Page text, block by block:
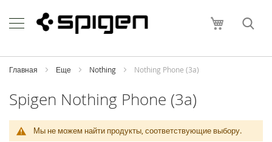
to
Content
Моя
h
o
i
P
h
Главная Еще Nothing Nothing Phone (3a)
Spigen Nothing Phone (3a)
Мы не можем найти продукты, соответствующие выбору.